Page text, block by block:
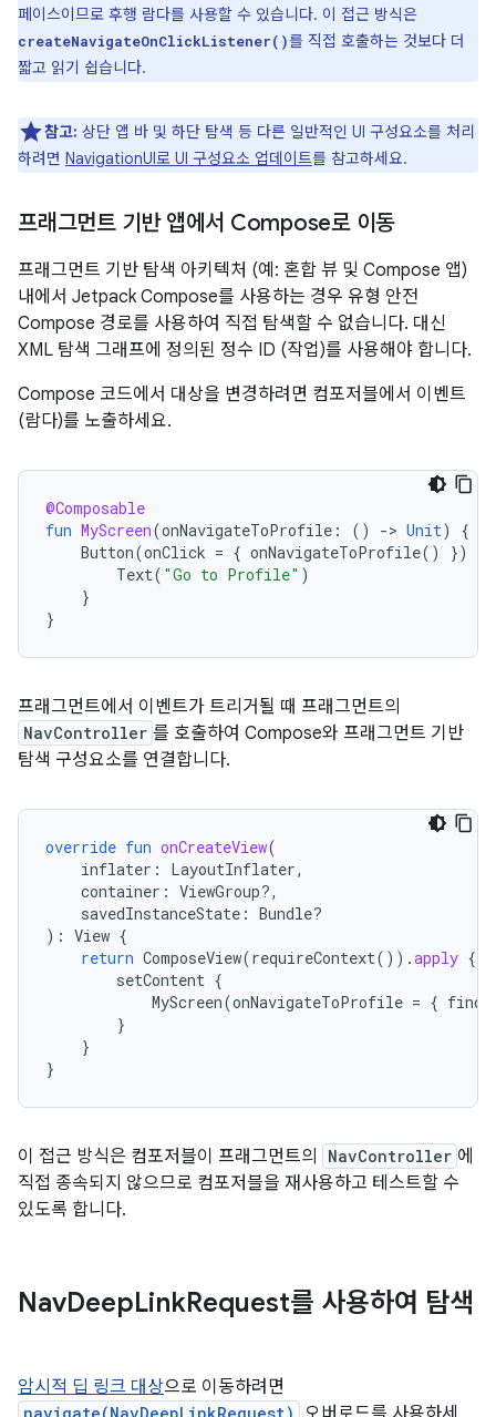
페이스이므로 후행 람다를 사용할 수 있습니다. 이 접근 방식은
createNavigateOnClickListener()를 직접 호출하는 것보다 더
짧고 읽기 쉽습니다.
참고: 상단 앱 바 및 하단 탐색 등 다른 일반적인 UI 구성요소를 처리
하려면 NavigationUI로 UI 구성요소 업데이트를 참고하세요.
프래그먼트 기반 앱에서 Compose로 이동
프래그먼트 기반 탐색 아키텍처 (예: 혼합 뷰 및 Compose 앱)
내에서 Jetpack Compose를 사용하는 경우 유형 안전
Compose 경로를 사용하여 직접 탐색할 수 없습니다. 대신
XML 탐색 그래프에 정의된 정수 ID (작업)를 사용해야 합니다.
Compose 코드에서 대상을 변경하려면 컴포저블에서 이벤트
(람다)를 노출하세요.
@Composable
fun MyScreen(onNavigateToProfile : () -> Unit)
{
Button(onClick = { onNavigateToProfile() })
Text( "Go to Profile" )
}
}
프래그먼트에서 이벤트가 트리거될 때 프래그먼트의
NavController 를 호출하여 Compose와 프래그먼트 기반
탐색 구성요소를 연결합니다.
override fun onCreateView(
inflater : LayoutInflater,
container : ViewGroup?,
savedInstanceState : Bundle?
): View {
return ComposeView(requireContext()).apply {
setContent {
MyScreen(onNavigateToProfile = {
}
}
}
이 접근 방식은 컴포저블이 프래그먼트의 NavController 에
직접 종속되지 않으므로 컴포저블을 재사용하고 테스트할 수
있도록 합니다.
NavDeepLinkRequest를 사용하여 탐색
암시적 딥 링크 대상으로 이동하려면